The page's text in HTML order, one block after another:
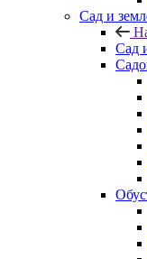
Сад и
Сад